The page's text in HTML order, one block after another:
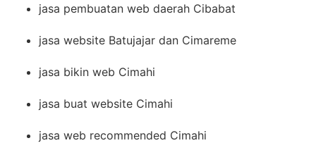
jasa pembuatan web daerah Cibabat
jasa website Batujajar dan Cimareme
jasa bikin web Cimahi
jasa buat website Cimahi
jasa web recommended Cimahi